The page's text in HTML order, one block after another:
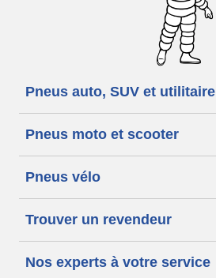
Pneus auto, SUV et utilitaire
Pneus moto et scooter
Pneus vélo
Trouver un revendeur
Nos experts à votre service